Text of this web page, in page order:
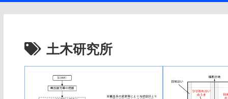
土木研究所